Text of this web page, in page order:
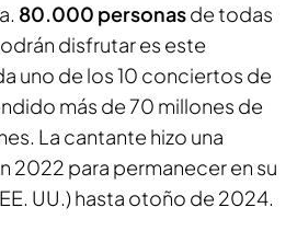
80.000 personasde todas
disfrutar es este
uno de los 10 conciertos de
más de 70 millones de
La cantante hizo una
2022 para permanecer en su
UU.) hasta otoño de 2024.